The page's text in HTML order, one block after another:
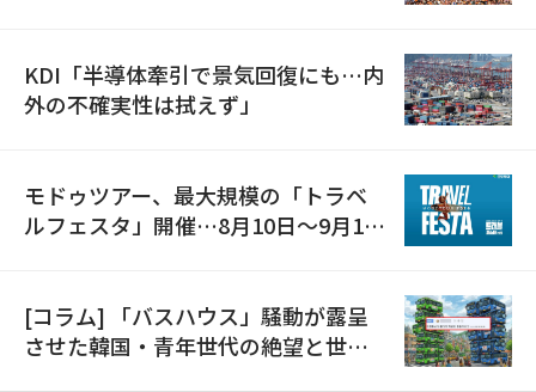
KDI「半導体牽引で景気回復にも…内
外の不確実性は拭えず」
モドゥツアー、最大規模の「トラベ
ルフェスタ」開催…8月10日～9月11
[コラム] 「バスハウス」騒動が露呈
させた韓国・青年世代の絶望と世代